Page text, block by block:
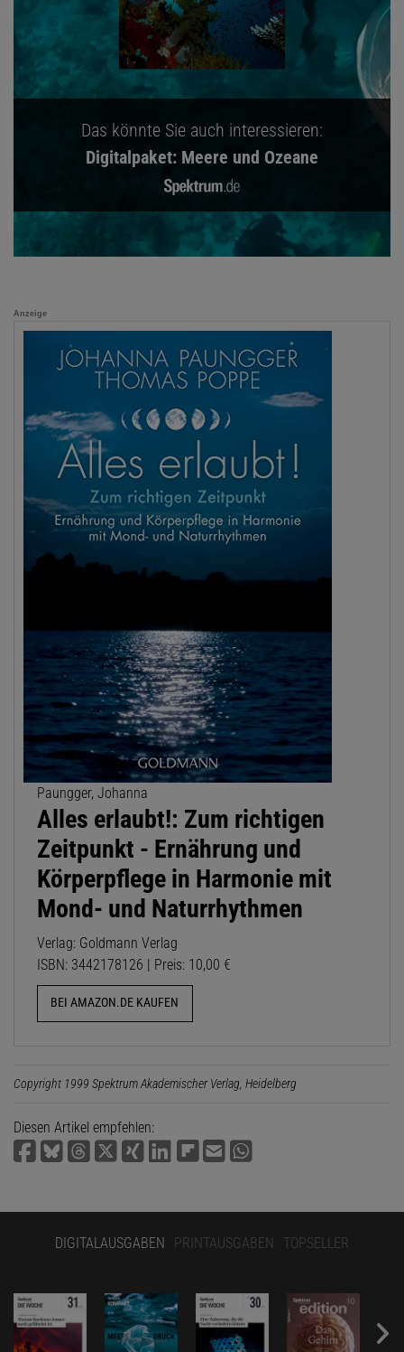
Das könnte Sie auch interessieren:
Digitalpaket: Meere und Ozeane
Anzeige
Paungger, Johanna
Alles erlaubt!: Zum richtigen
Zeitpunkt - Ernährung und
Körperpflege in Harmonie mit
Mond- und Naturrhythmen
Verlag: Goldmann Verlag
ISBN: 3442178126 | Preis: 10,00 €
BEI AMAZON.DE KAUFEN
Copyright 1999 Spektrum Akademischer Verlag, Heidelberg
Diesen Artikel empfehlen:
DIGITALAUSGABEN PRINTAUSGABEN TOPSELLER